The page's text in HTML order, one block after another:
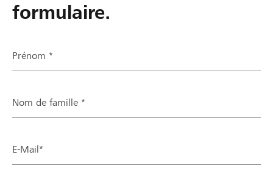
formulaire.
Prénom *
Nom de famille *
E-Mail*